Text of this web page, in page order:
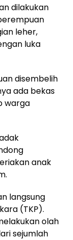
dilakukan
leher,
luka
disembelih
ada bekas
warga
anak
langsung
(TKP).
olah
sejumlah